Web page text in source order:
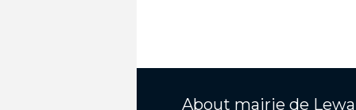
About mairie de